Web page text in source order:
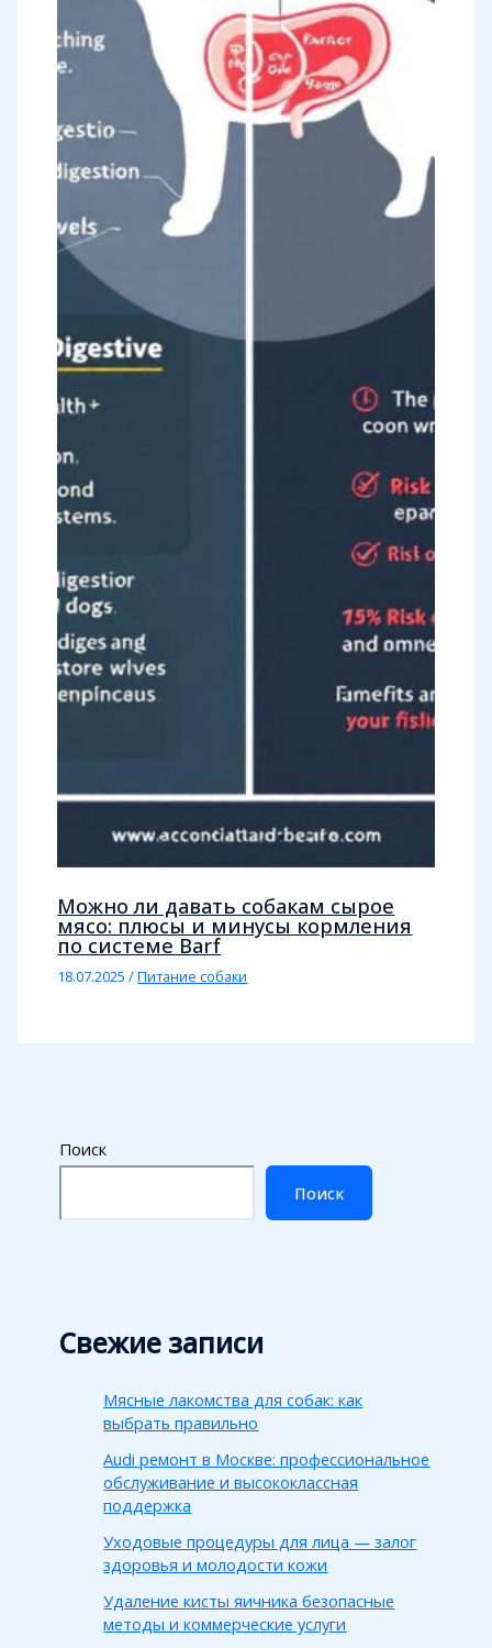
Можно ли давать собакам сырое
мясо: плюсы и минусы кормления
по системе Barf
18.07.2025/Питание собаки
Поиск
Поиск
Свежие записи
Мясные лакомства для собак: как
выбрать правильно
Audi ремонт в Москве: профессиональное
обслуживание и высококлассная
поддержка
Уходовые процедуры для лица — залог
здоровья и молодости кожи
Удаление кисты яичника безопасные
методы и коммерческие услуги